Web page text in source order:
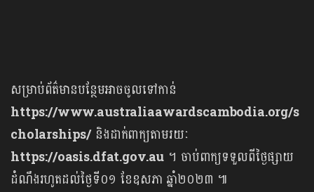
សម្រាប់ព័ត៌មានបន្ថែមអាចចូលទៅកាន់
https://www.australiaawardscambodia.org/s
cholarships/និងដាក់ពាក្យតាមរយៈ
https://oasis.dfat.gov.au ។ ចាប់ពាក្យទទួលពីថ្ងៃផ្សាយ
ដំណឹងរហូតដល់ថ្ងៃទី០១ ខែឧសភា ឆ្នាំ២០២៣ ៕